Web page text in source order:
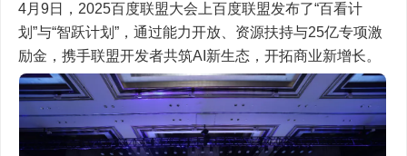
4月9日，2025百度联盟大会上百度联盟发布了“百看计
划”与“智跃计划”，通过能力开放、资源扶持与25亿专项激
励金，携手联盟开发者共筑AI新生态，开拓商业新增长。